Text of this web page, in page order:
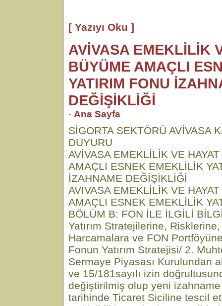
[ Yazıyı Oku ]
AVİVASA EMEKLİLİK
BÜYÜME AMAÇLI
YATIRIM FONU
DEĞİŞİKLİĞİ
- Ana Sayfa
SİGORTA SEKTÖRÜ AVİVASA
DUYURU
AVİVASA EMEKLİLİK VE
AMAÇLI ESNEK EMEKLİLİK
İZAHNAME DEĞİŞİKLİĞİ
AVIVASA EMEKLİLİK VE
AMAÇLI ESNEK EMEKLİLİK
BÖLÜM B: FON İLE İLGİLİ
Yatırım Stratejilerine,
Harcamalara ve FON
Fonun Yatırım Stratejisi/ 2.
Sermaye Piyasası Kurulundan
ve 15/181sayılı izin
değiştirilmiş olup yeni
tarihinde Ticaret Siciline tescil